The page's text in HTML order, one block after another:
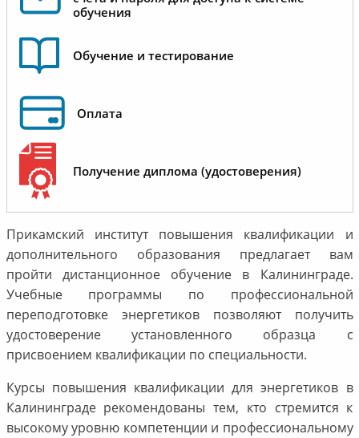
обучения
Обучение и тестирование
Оплата
Получение диплома (удостоверения)
Прикамский институт повышения квалификации и
дополнительного образования предлагает вам
пройти дистанционное обучение в Калининграде.
Учебные программы по профессиональной
переподготовке энергетиков позволяют получить
удостоверение установленного образца с
присвоением квалификации по специальности.
Курсы повышения квалификации для энергетиков в
Калининграде рекомендованы тем, кто стремится к
высокому уровню компетенции и профессиональному